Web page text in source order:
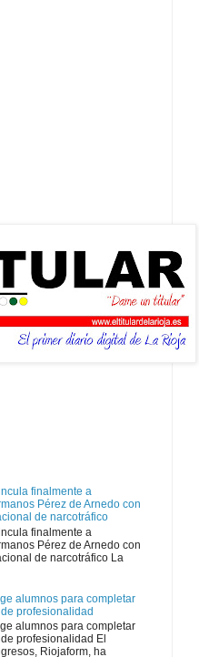
finalmente a
Pérez de Arnedo con
de narcotráfico
finalmente a
Pérez de Arnedo con
de narcotráfico La
alumnos para completar
profesionalidad
alumnos para completar
profesionalidad El
Riojaform, ha